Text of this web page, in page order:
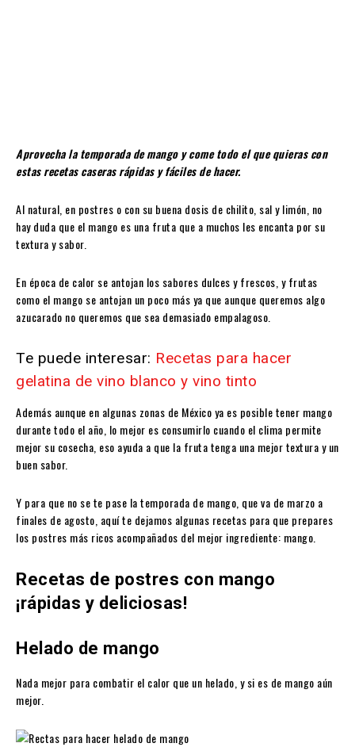
Aprovecha la temporada de mango y come todo el que quieras con
estas recetas caseras rápidas y fáciles de hacer.
Al natural, en postres o con su buena dosis de chilito, sal y limón, no
hay duda que el mango es una fruta que a muchos les encanta por su
textura y sabor.
En época de calor se antojan los sabores dulces y frescos, y frutas
como el mango se antojan un poco más ya que aunque queremos algo
azucarado no queremos que sea demasiado empalagoso.
Te puede interesar: Recetas para hacer
gelatina de vino blanco y vino tinto
Además aunque en algunas zonas de México ya es posible tener mango
durante todo el año, lo mejor es consumirlo cuando el clima permite
mejor su cosecha, eso ayuda a que la fruta tenga una mejor textura y un
buen sabor.
Y para que no se te pase la temporada de mango, que va de marzo a
finales de agosto, aquí te dejamos algunas recetas para que prepares
los postres más ricos acompañados del mejor ingrediente: mango.
Recetas de postres con mango
¡rápidas y deliciosas!
Helado de mango
Nada mejor para combatir el calor que un helado, y si es de mango aún
mejor.